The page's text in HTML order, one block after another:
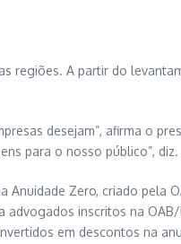
regiões. A partir do
desejam”, afirma o
para o nosso público”, diz.
Zero, criado pela
inscritos na
em descontos na